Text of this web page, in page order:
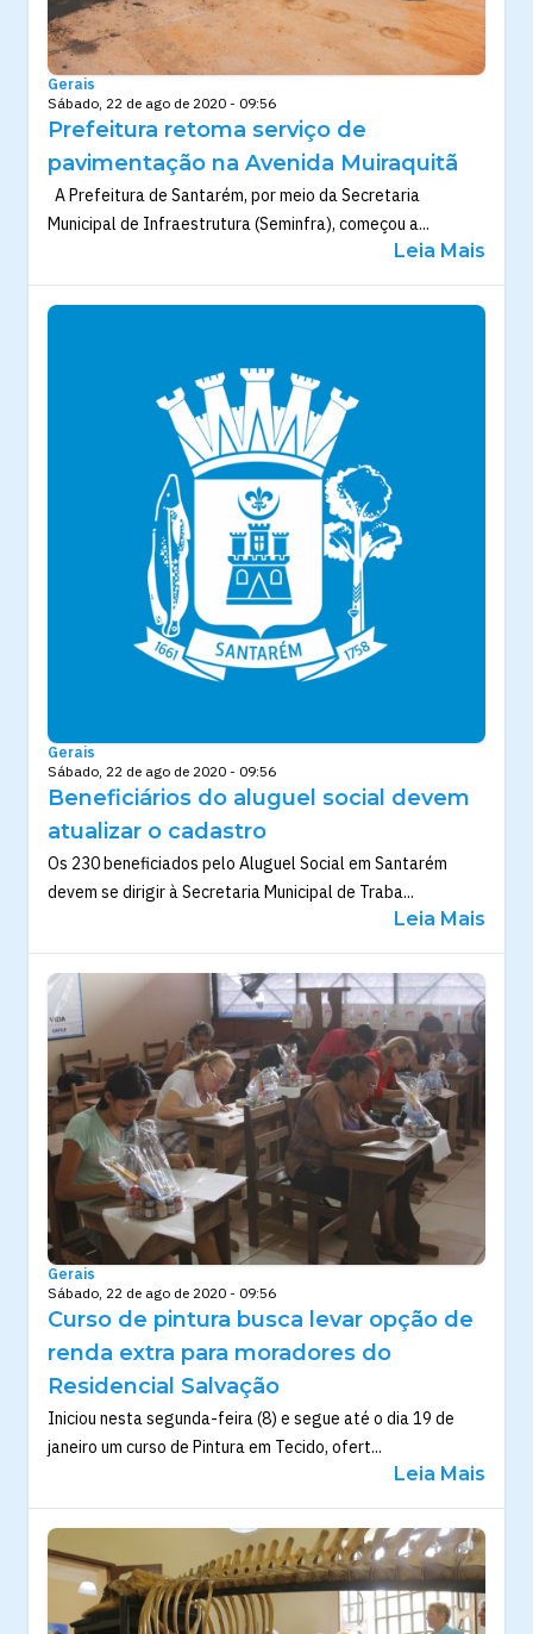
Gerais
Sábado, 22 de ago de 2020 - 09:56
Prefeitura retoma serviço de
pavimentação na Avenida Muiraquitã
A Prefeitura de Santarém, por meio da Secretaria
Municipal de Infraestrutura (Seminfra), começou a...
Leia Mais
Gerais
Sábado, 22 de ago de 2020 - 09:56
Beneficiários do aluguel social devem
atualizar o cadastro
Os 230 beneficiados pelo Aluguel Social em Santarém
devem se dirigir à Secretaria Municipal de Traba...
Leia Mais
Gerais
Sábado, 22 de ago de 2020 - 09:56
Curso de pintura busca levar opção de
renda extra para moradores do
Residencial Salvação
Iniciou nesta segunda-feira (8) e segue até o dia 19 de
janeiro um curso de Pintura em Tecido, ofert...
Leia Mais